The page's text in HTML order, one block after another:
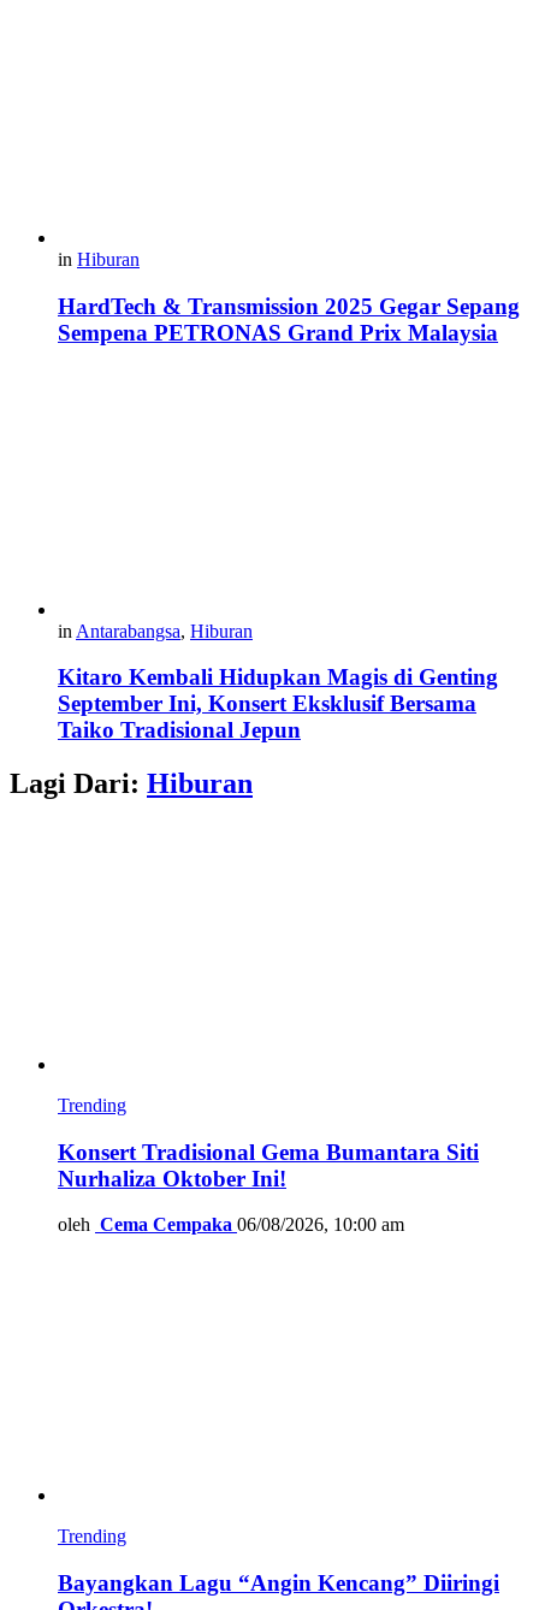
in Hiburan
HardTech & Transmission 2025 Gegar Sepang
Sempena PETRONAS Grand Prix Malaysia
in Antarabangsa, Hiburan
Kitaro Kembali Hidupkan Magis di Genting
September Ini, Konsert Eksklusif Bersama
Taiko Tradisional Jepun
Lagi Dari: Hiburan
Trending
Konsert Tradisional Gema Bumantara Siti
Nurhaliza Oktober Ini!
oleh Cema Cempaka 06/08/2026, 10:00 am
Trending
Bayangkan Lagu “Angin Kencang” Diiringi